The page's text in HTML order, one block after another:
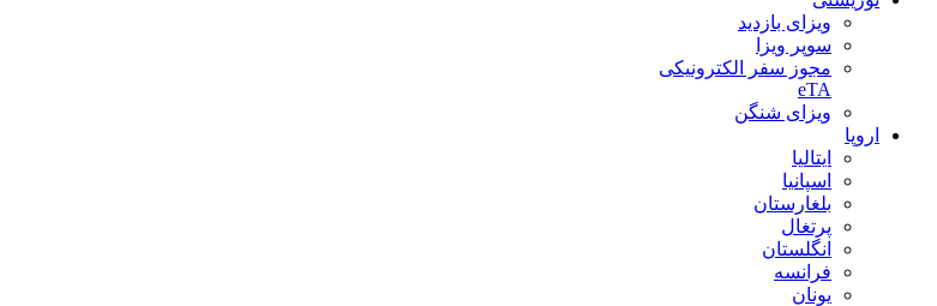
ویزای بازدید
سوپر ویزا
مجوز سفر الکترونیکی
eTA
ویزای شنگن
اروپا
ایتالیا
اسپانیا
بلغارستان
پرتغال
انگلستان
فرانسه
یونان